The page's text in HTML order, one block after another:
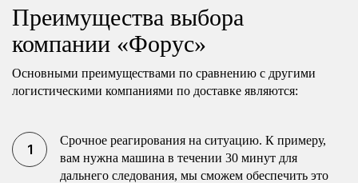
Преимущества выбора
компании «Форус»
Основными преимуществами по сравнению с другими
логистическими компаниями по доставке являются:
Срочное реагирования на ситуацию. К примеру,
вам нужна машина в течении 30 минут для
дальнего следования, мы сможем обеспечить это